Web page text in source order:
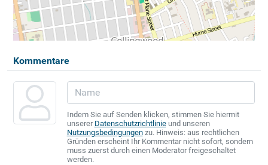
Kommentare
Indem Sie auf Senden klicken, stimmen Sie hiermit
unserer Datenschutzrichtlinieund unseren
Nutzungsbedingungenzu. Hinweis: aus rechtlichen
Gründen erscheint Ihr Kommentar nicht sofort, sondern
muss zuerst durch einen Moderator freigeschaltet
werden.